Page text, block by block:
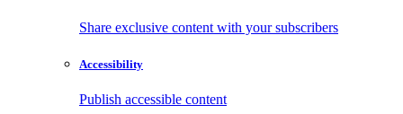
Share exclusive content with your subscribers
Accessibility
Publish accessible content